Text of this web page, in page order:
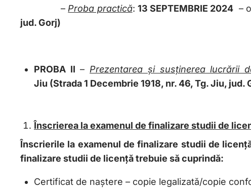
– Proba practică: 13 SEPTEMBRIE 2024 –
jud. Gorj)
PROBA II – Prezentarea și susținerea lucrării
Jiu (Strada 1 Decembrie 1918, nr. 46, Tg. Jiu, jud.
Înscrierea la examenul de finalizare studii de
Înscrierile la examenul de finalizare studii de
finalizare studii de licență trebuie să cuprindă:
Certificat de naştere – copie legalizată/copie